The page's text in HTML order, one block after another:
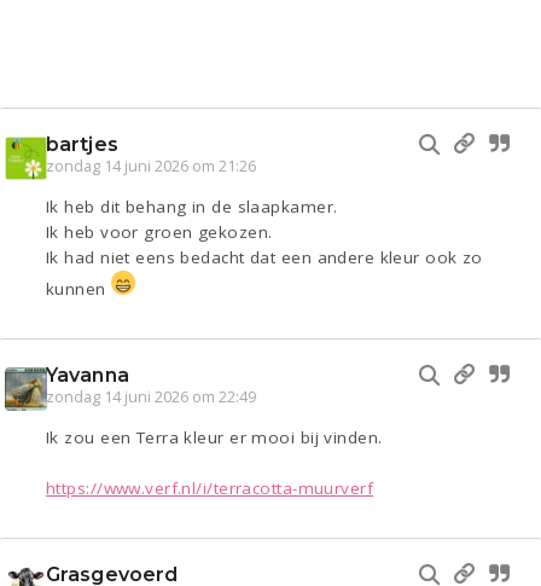
bartjes
zondag 14 juni 2026 om 21:26
Ik heb dit behang in de slaapkamer.
Ik heb voor groen gekozen.
Ik had niet eens bedacht dat een andere kleur ook zo
kunnen
Yavanna
zondag 14 juni 2026 om 22:49
Ik zou een Terra kleur er mooi bij vinden.
https://www.verf.nl/i/terracotta-muurverf
Grasgevoerd